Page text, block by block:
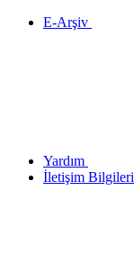
E-Arşiv
Yardım
İletişim Bilgileri